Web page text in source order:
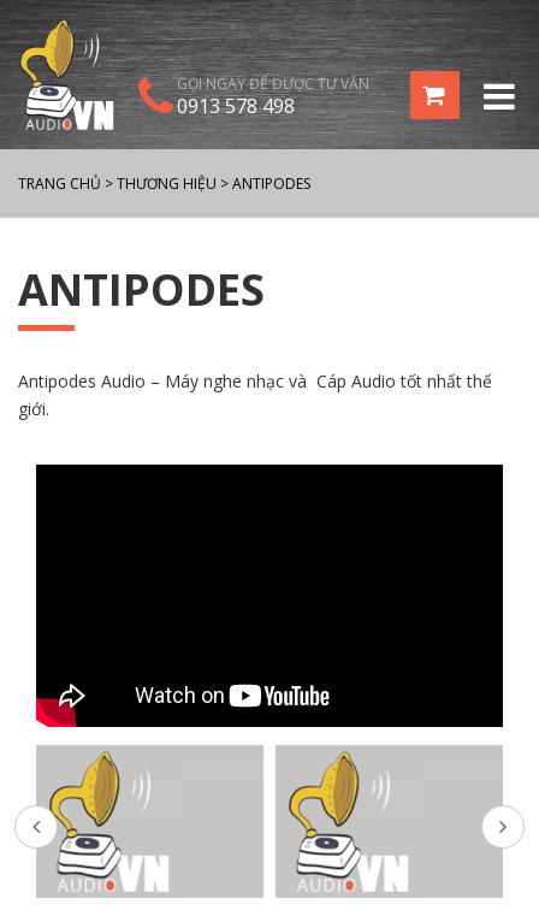
GỌI NGAY ĐỂ ĐƯỢC TƯ VẤN
0913 578 498
TRANG CHỦ >THƯƠNG HIỆU >ANTIPODES
ANTIPODES
Antipodes Audio – Máy nghe nhạc và Cáp Audio tốt nhất thế
giới.